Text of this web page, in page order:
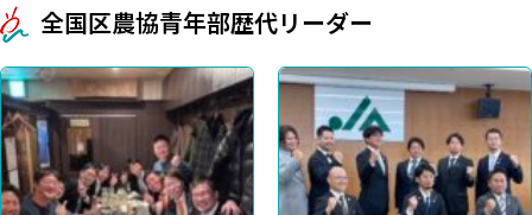
全国区農協青年部歴代リーダー